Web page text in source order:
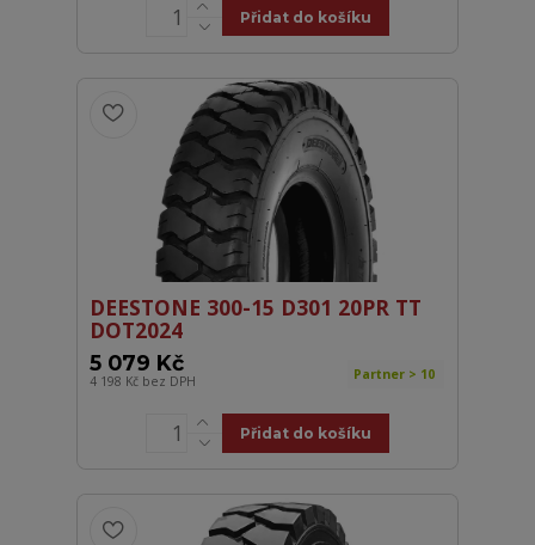
Přidat do košíku
DEESTONE 300-15 D301 20PR TT
DOT2024
5 079 Kč
4 198 Kč bez DPH Partner > 10
Přidat do košíku